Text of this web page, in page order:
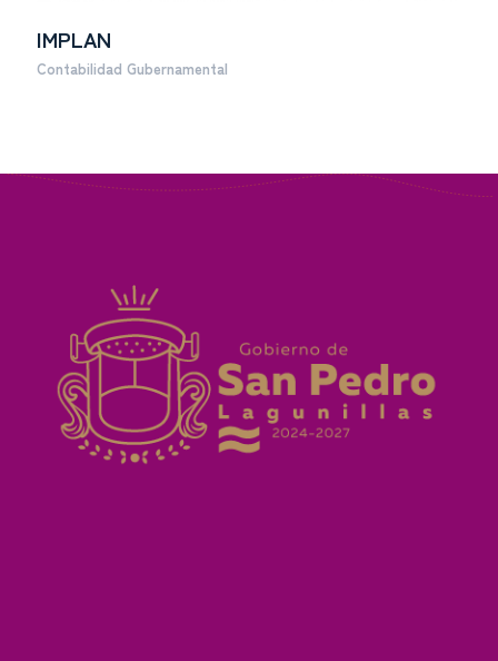
IMPLAN
Contabilidad Gubernamental